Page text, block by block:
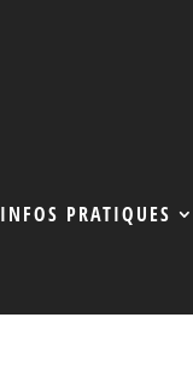
INFOS PRATIQUES